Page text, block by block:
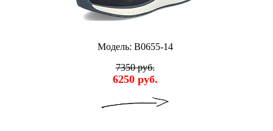
Модель: B0655-14
7350 руб.
6250 руб.